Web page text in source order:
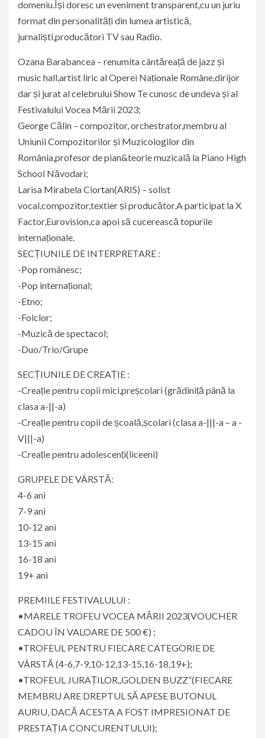
domeniu.Își doresc un eveniment transparent,cu un juriu
format din personalități din lumea artistică,
jurnaliști,producători TV sau Radio.
Ozana Barabancea – renumita cântăreață de jazz și
music hall,artist liric al Operei Naționale Române,dirijor
dar și jurat al celebrului Show Te cunosc de undeva și al
Festivalului Vocea Mării 2023;
George Călin – compozitor, orchestrator,membru al
Uniunii Compozitorilor și Muzicologilor din
România,profesor de pian&teorie muzicală la Piano High
School Năvodari;
Larisa Mirabela Ciortan(ARIS) – solist
vocal,compozitor,textier și producător.A participat la X
Factor,Eurovision,ca apoi să cucerească topurile
internaționale.
SECȚIUNILE DE INTERPRETARE :
-Pop românesc;
-Pop internațional;
-Etno;
-Folclor;
-Muzică de spectacol;
-Duo/Trio/Grupe
SECȚIUNILE DE CREAȚIE :
-Creație pentru copii mici,preșcolari (grădiniță până la
clasa a-||-a)
-Creație pentru copii de școală,școlari (clasa a-|||-a – a -
V|||-a)
-Creație pentru adolescenți(liceeni)
GRUPELE DE VÂRSTĂ:
4-6 ani
7-9 ani
10-12 ani
13-15 ani
16-18 ani
19+ ani
PREMIILE FESTIVALULUI :
•MARELE TROFEU VOCEA MĂRII 2023(VOUCHER
CADOU ÎN VALOARE DE 500 €) ;
•TROFEUL PENTRU FIECARE CATEGORIE DE
VÂRSTĂ (4-6,7-9,10-12,13-15,16-18,19+);
•TROFEUL JURAȚILOR,,GOLDEN BUZZ”(FIECARE
MEMBRU ARE DREPTUL SĂ APESE BUTONUL
AURIU, DACĂ ACESTA A FOST IMPRESIONAT DE
PRESTAȚIA CONCURENTULUI);